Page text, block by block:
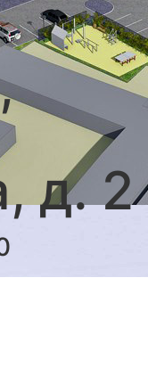
д. 2